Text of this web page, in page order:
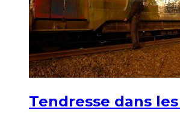
Tendresse dans